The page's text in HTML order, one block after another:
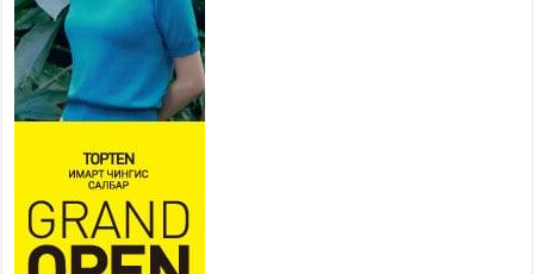
Элчин сайд Шэнь
Миньжюанийг хүлээн авч
уулзав
2026 оны 7 сар 21 / 16 цаг 39 минут
БҮГД НАЙРАМДАХ ТАЖИКИСТАН УЛСТАЙ
ЭДИЙН ЗАСГИЙН ХАМТЫН АЖИЛЛАГААГ
ӨРГӨЖҮҮЛНЭ
2026 оны 7 сар 21 / 16 цаг 34 минут
26,992 суралцагч хотхоны бага сургуульд, 8100
суралцагч төрөлжсөн ахлах сургуульд